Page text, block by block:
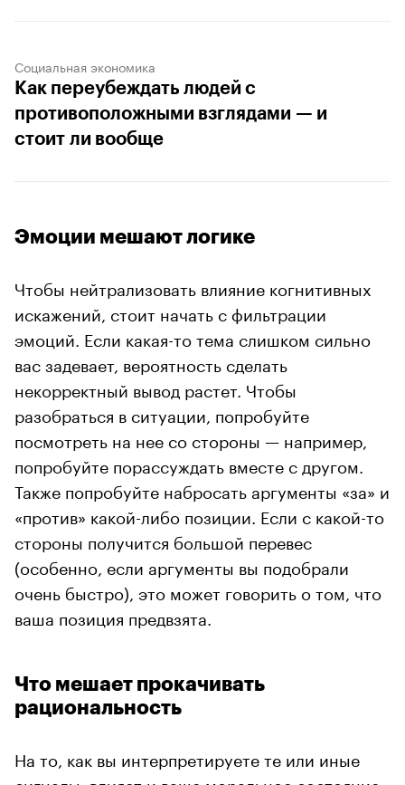
Социальная экономика
Как переубеждать людей с
противоположными взглядами — и
стоит ли вообще
Эмоции мешают логике
Чтобы нейтрализовать влияние когнитивных
искажений, стоит начать с фильтрации
эмоций. Если какая-то тема слишком сильно
вас задевает, вероятность сделать
некорректный вывод растет. Чтобы
разобраться в ситуации, попробуйте
посмотреть на нее со стороны — например,
попробуйте порассуждать вместе с другом.
Также попробуйте набросать аргументы «за» и
«против» какой-либо позиции. Если с какой-то
стороны получится большой перевес
(особенно, если аргументы вы подобрали
очень быстро), это может говорить о том, что
ваша позиция предвзята.
Что мешает прокачивать
рациональность
На то, как вы интерпретируете те или иные